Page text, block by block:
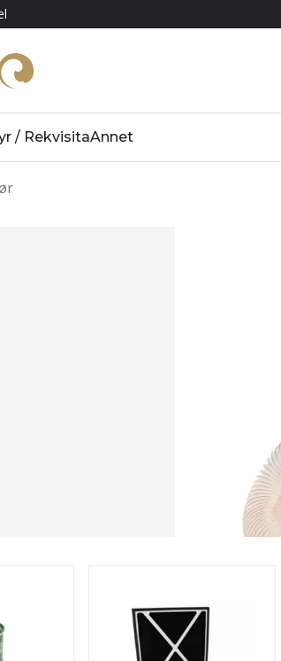
/ RekvisitaAnnet